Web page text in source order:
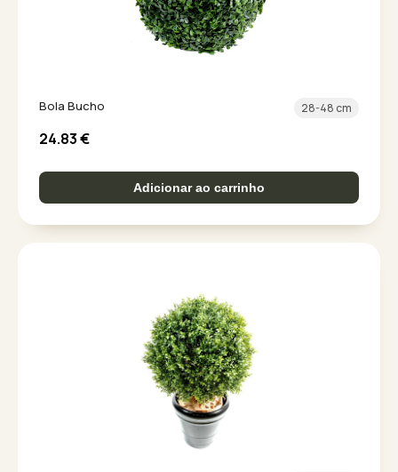
Bola Bucho 28-48 cm
24.83€
Adicionar ao carrinho